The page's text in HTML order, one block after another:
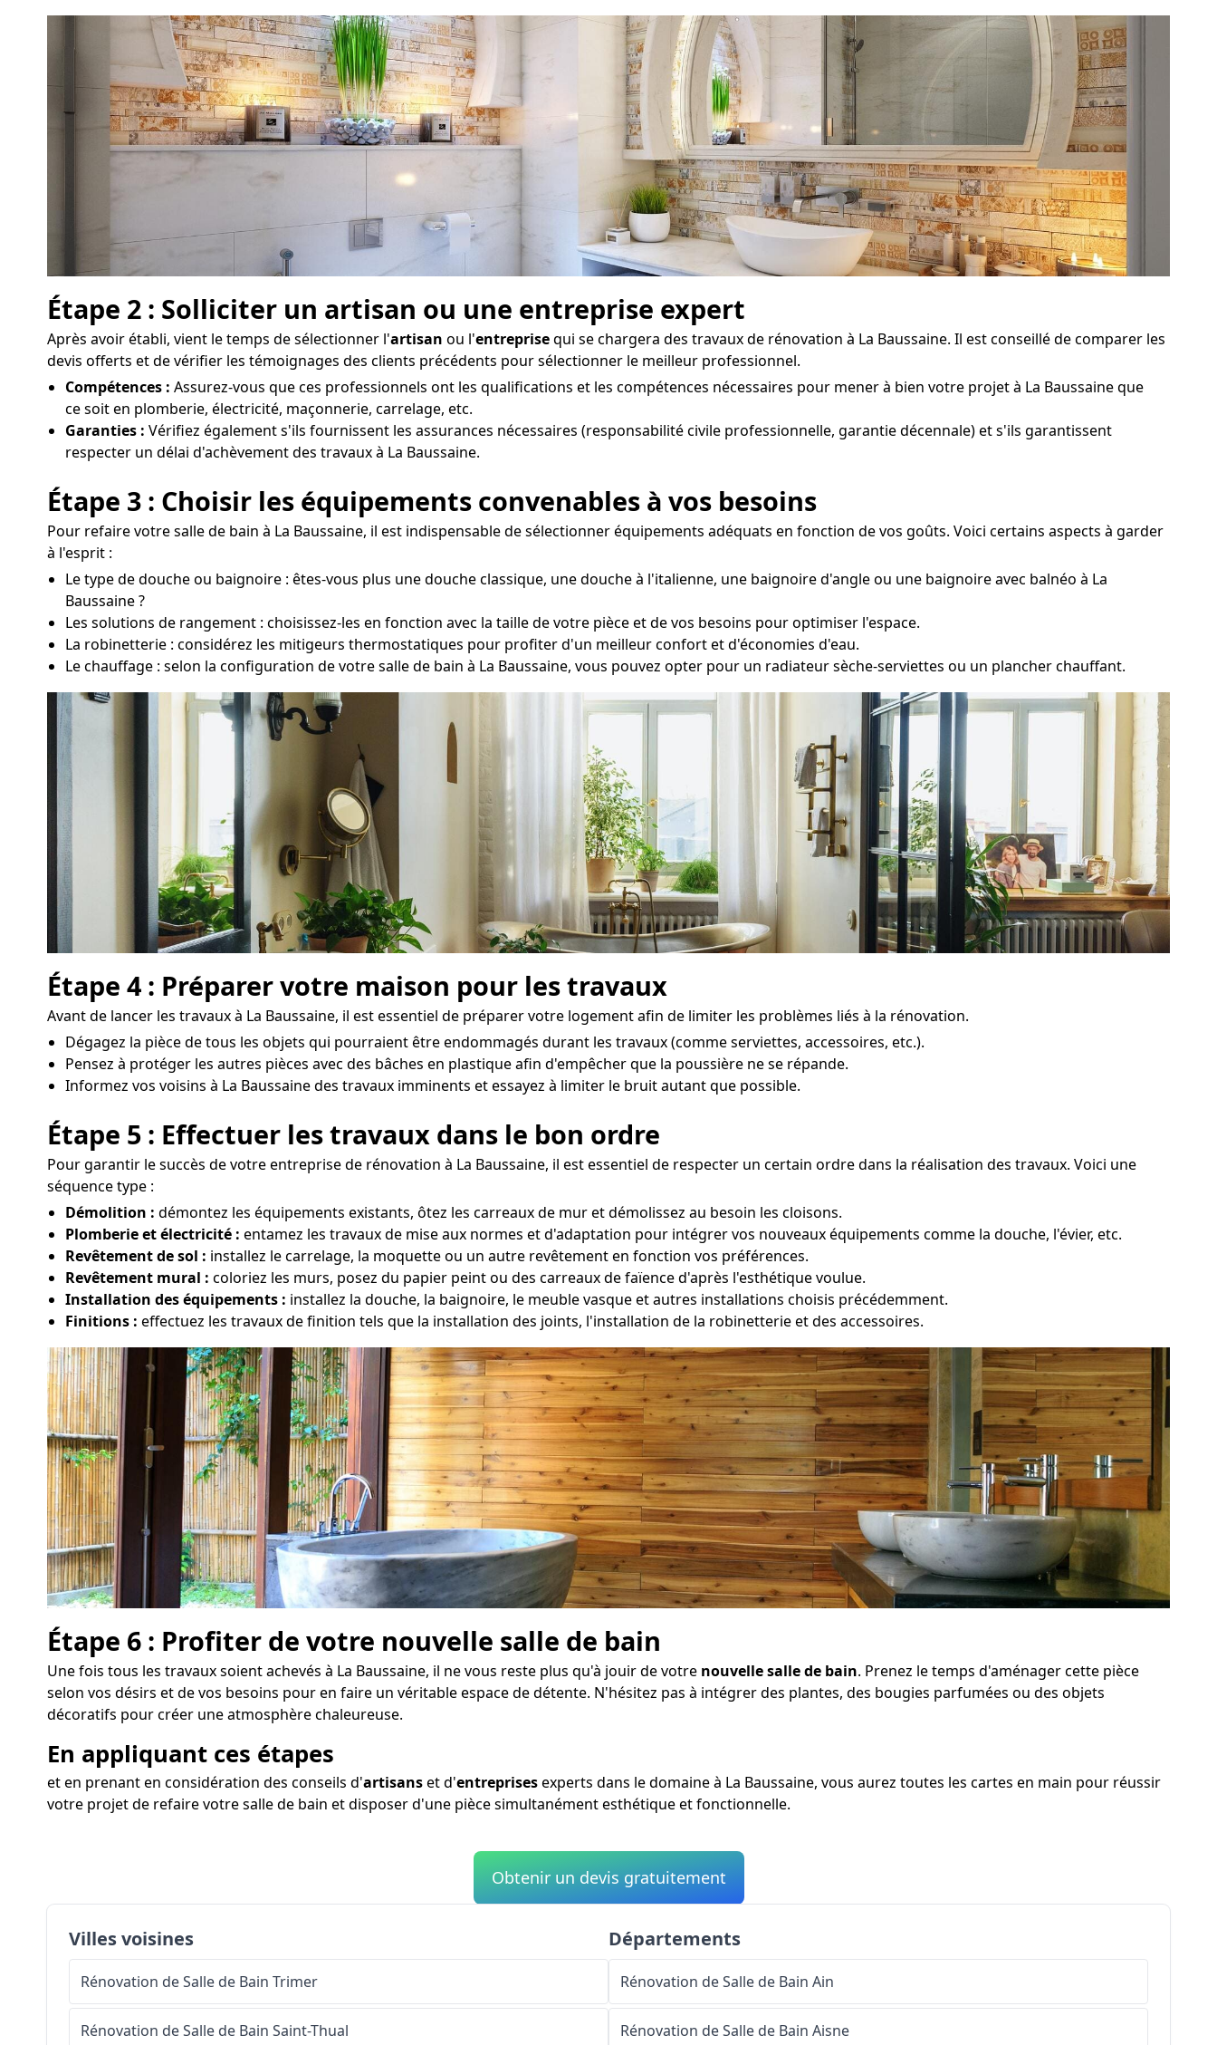
Étape 2 : Solliciter un artisan ou une entreprise expert
Après avoir établi, vient le temps de sélectionner l'artisan ou l'entreprisequi se chargera des travaux de rénovation à La Baussaine. Il est conseillé de comparer les
devis offerts et de vérifier les témoignages des clients précédents pour sélectionner le meilleur professionnel.
Compétences : Assurez-vous que ces professionnels ont les qualifications et les compétences nécessaires pour mener à bien votre projet à La Baussaine que
ce soit en plomberie, électricité, maçonnerie, carrelage, etc.
Garanties : Vérifiez également s'ils fournissent les assurances nécessaires (responsabilité civile professionnelle, garantie décennale) et s'ils garantissent
respecter un délai d'achèvement des travaux à La Baussaine.
Étape 3 : Choisir les équipements convenables à vos besoins
Pour refaire votre salle de bain à La Baussaine, il est indispensable de sélectionner équipements adéquats en fonction de vos goûts. Voici certains aspects à garder
à l'esprit :
Le type de douche ou baignoire : êtes-vous plus une douche classique, une douche à l'italienne, une baignoire d'angle ou une baignoire avec balnéo à La
Baussaine ?
Les solutions de rangement : choisissez-les en fonction avec la taille de votre pièce et de vos besoins pour optimiser l'espace.
La robinetterie : considérez les mitigeurs thermostatiques pour profiter d'un meilleur confort et d'économies d'eau.
Le chauffage : selon la configuration de votre salle de bain à La Baussaine, vous pouvez opter pour un radiateur sèche-serviettes ou un plancher chauffant.
Étape 4 : Préparer votre maison pour les travaux
Avant de lancer les travaux à La Baussaine, il est essentiel de préparer votre logement afin de limiter les problèmes liés à la rénovation.
Dégagez la pièce de tous les objets qui pourraient être endommagés durant les travaux (comme serviettes, accessoires, etc.).
Pensez à protéger les autres pièces avec des bâches en plastique afin d'empêcher que la poussière ne se répande.
Informez vos voisins à La Baussaine des travaux imminents et essayez à limiter le bruit autant que possible.
Étape 5 : Effectuer les travaux dans le bon ordre
Pour garantir le succès de votre entreprise de rénovation à La Baussaine, il est essentiel de respecter un certain ordre dans la réalisation des travaux. Voici une
séquence type :
Démolition : démontez les équipements existants, ôtez les carreaux de mur et démolissez au besoin les cloisons.
Plomberie et électricité : entamez les travaux de mise aux normes et d'adaptation pour intégrer vos nouveaux équipements comme la douche, l'évier, etc.
Revêtement de sol : installez le carrelage, la moquette ou un autre revêtement en fonction vos préférences.
Revêtement mural : coloriez les murs, posez du papier peint ou des carreaux de faïence d'après l'esthétique voulue.
Installation des équipements : installez la douche, la baignoire, le meuble vasque et autres installations choisis précédemment.
Finitions : effectuez les travaux de finition tels que la installation des joints, l'installation de la robinetterie et des accessoires.
Étape 6 : Profiter de votre nouvelle salle de bain
Une fois tous les travaux soient achevés à La Baussaine, il ne vous reste plus qu'à jouir de votre nouvelle salle de bain. Prenez le temps d'aménager cette pièce
selon vos désirs et de vos besoins pour en faire un véritable espace de détente. N'hésitez pas à intégrer des plantes, des bougies parfumées ou des objets
décoratifs pour créer une atmosphère chaleureuse.
En appliquant ces étapes
et en prenant en considération des conseils d'artisanset d'entreprisesexperts dans le domaine à La Baussaine, vous aurez toutes les cartes en main pour réussir
votre projet de refaire votre salle de bain et disposer d'une pièce simultanément esthétique et fonctionnelle.
Obtenir un devis gratuitement
Villes voisines
Rénovation de Salle de Bain Trimer
Rénovation de Salle de Bain Saint-Thual
Départements
Rénovation de Salle de Bain Ain
Rénovation de Salle de Bain Aisne